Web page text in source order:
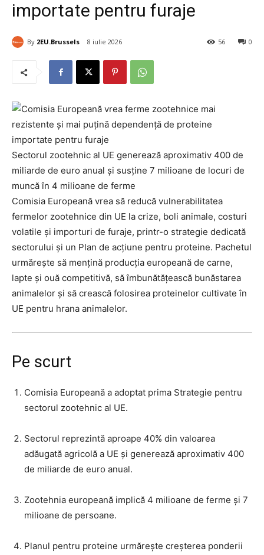
importate pentru furaje
By 2EU.Brussels 8 iulie 2026 0
56
Sectorul zootehnic al UE generează aproximativ 400 de
miliarde de euro anual și susține 7 milioane de locuri de
muncă în 4 milioane de ferme
Comisia Europeană vrea să reducă vulnerabilitatea
fermelor zootehnice din UE la crize, boli animale, costuri
volatile și importuri de furaje, printr-o strategie dedicată
sectorului și un Plan de acțiune pentru proteine. Pachetul
urmărește să mențină producția europeană de carne,
lapte și ouă competitivă, să îmbunătățească bunăstarea
animalelor și să crească folosirea proteinelor cultivate în
UE pentru hrana animalelor.
Pe scurt
Comisia Europeană a adoptat prima Strategie pentru
sectorul zootehnic al UE.
Sectorul reprezintă aproape 40% din valoarea
adăugată agricolă a UE și generează aproximativ 400
de miliarde de euro anual.
Zootehnia europeană implică 4 milioane de ferme și 7
milioane de persoane.
Planul pentru proteine urmărește creșterea ponderii